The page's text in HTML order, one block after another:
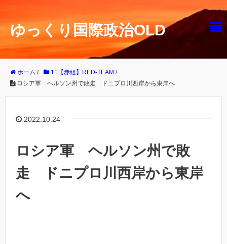
ゆっくり国際政治OLD
ホーム / 11【赤組】RED-TEAM /
ロシア軍 ヘルソン州で敗走 ドニプロ川西岸から東岸へ
2022.10.24
ロシア軍 ヘルソン州で敗
走 ドニプロ川西岸から東岸
へ